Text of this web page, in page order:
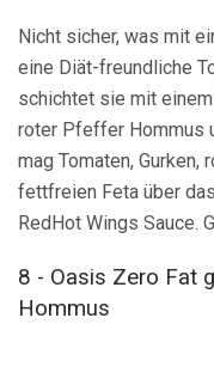
Nicht sicher, was mit
eine Diät-freundliche
schichtet sie mit
roter Pfeffer Hommus
mag Tomaten,
fettfreien Feta über
RedHot Wings Sauce.
8 - Oasis Zero Fat
Hommus